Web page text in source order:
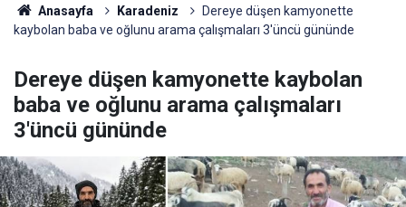
Anasayfa Karadeniz
Dereye düşen kamyonette
kaybolan baba ve oğlunu arama çalışmaları 3'üncü gününde
Dereye düşen kamyonette kaybolan
baba ve oğlunu arama çalışmaları
3'üncü gününde